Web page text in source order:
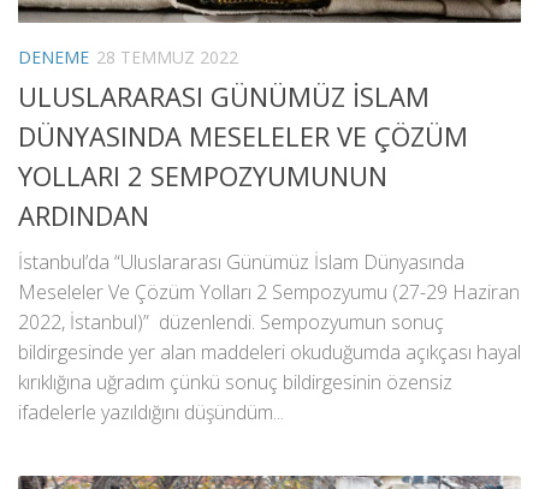
DENEME 28 TEMMUZ 2022
ULUSLARARASI GÜNÜMÜZ İSLAM
DÜNYASINDA MESELELER VE ÇÖZÜM
YOLLARI 2 SEMPOZYUMUNUN
ARDINDAN
İstanbul’da “Uluslararası Günümüz İslam Dünyasında
Meseleler Ve Çözüm Yolları 2 Sempozyumu (27-29 Haziran
2022, İstanbul)” düzenlendi. Sempozyumun sonuç
bildirgesinde yer alan maddeleri okuduğumda açıkçası hayal
kırıklığına uğradım çünkü sonuç bildirgesinin özensiz
ifadelerle yazıldığını düşündüm...